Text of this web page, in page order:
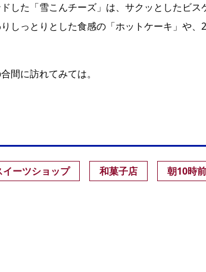
した「雪こんチーズ」は、サクッとしたビス
しっとりとした食感の「ホットケーキ」や、
間に訪れてみては。
イーツショップ 和菓子店 朝10時